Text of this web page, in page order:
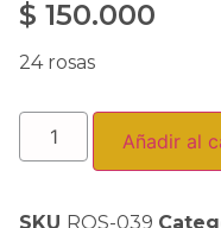
$ 150.000
24 rosas
Añadir al
SKU ROS-039